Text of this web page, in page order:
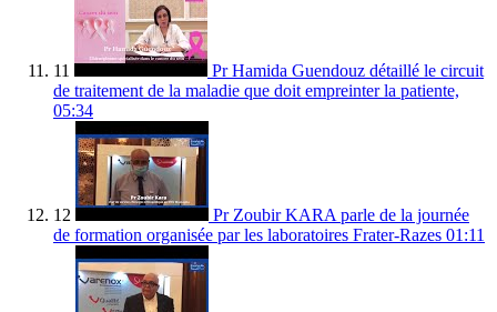
11
Pr Hamida Guendouz détaillé le circuit
de traitement de la maladie que doit empreinter la patiente,
05:34
12
Pr Zoubir KARA parle de la journée
de formation organisée par les laboratoires Frater-Razes 01:11